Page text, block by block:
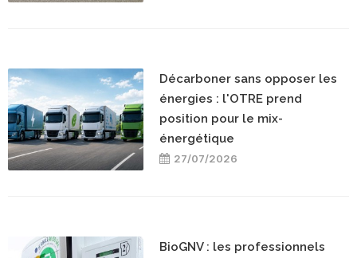
Décarboner sans opposer les
énergies : l'OTRE prend
position pour le mix-
énergétique
27/07/2026
BioGNV : les professionnels